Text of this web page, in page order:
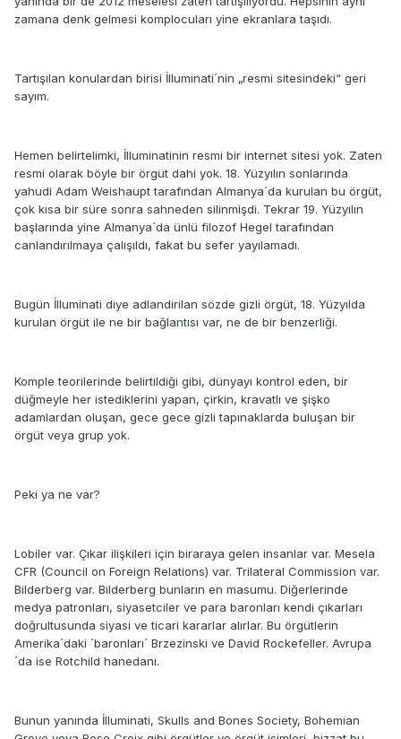
zamana denk gelmesi komplocuları yine ekranlara taşıdı.
Tartışılan konulardan birisi İlluminati´nin „resmi sitesindeki“ geri
sayım.
Hemen belirtelimki, İlluminatinin resmi bir internet sitesi yok. Zaten
resmi olarak böyle bir örgüt dahi yok. 18. Yüzyılın sonlarında
yahudi Adam Weishaupt tarafından Almanya´da kurulan bu örgüt,
çok kısa bir süre sonra sahneden silinmişdi. Tekrar 19. Yüzyılın
başlarında yine Almanya´da ünlü filozof Hegel tarafından
canlandırılmaya çalışıldı, fakat bu sefer yayılamadı.
Bugün İlluminati diye adlandirilan sözde gizli örgüt, 18. Yüzyılda
kurulan örgüt ile ne bir bağlantısı var, ne de bir benzerliği.
Komple teorilerinde belirtildiği gibi, dünyayı kontrol eden, bir
düğmeyle her istediklerini yapan, çirkin, kravatlı ve şişko
adamlardan oluşan, gece gece gizli tapınaklarda buluşan bir
örgüt veya grup yok.
Peki ya ne var?
Lobiler var. Çıkar ilişkileri için biraraya gelen insanlar var. Mesela
CFR (Council on Foreign Relations) var. Trilateral Commission var.
Bilderberg var. Bilderberg bunların en masumu. Diğerlerinde
medya patronları, siyasetciler ve para baronları kendi çıkarları
doğrultusunda siyasi ve ticari kararlar alırlar. Bu örgütlerin
Amerika´daki ´baronları´ Brzezinski ve David Rockefeller. Avrupa
´da ise Rotchild hanedanı.
Bunun yanında İlluminati, Skulls and Bones Society, Bohemian